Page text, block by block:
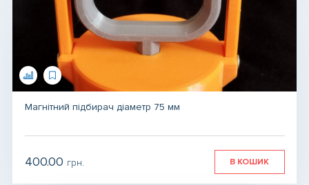
Магнітний підбирач діаметр 75 мм
400.00 грн. В КОШИК